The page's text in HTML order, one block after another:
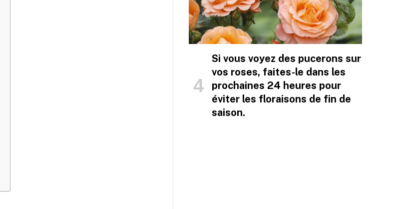
Si vous voyez des pucerons sur
vos roses, faites-le dans les
prochaines 24 heures pour
éviter les floraisons de fin de
saison.